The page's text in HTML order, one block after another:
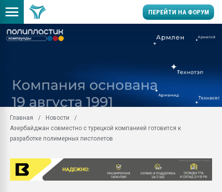
ПЕРЕЙТИ НА ФОРУМ
пластмасс
28.07.2026
ситуацией на
Продам отходы
поликарбоната и АБС-
Armaloy PC/ABS-1IM
Главная
Новости
Азербайджан совместно с турецкой компанией готовится к
разработке полимерных пистолетов